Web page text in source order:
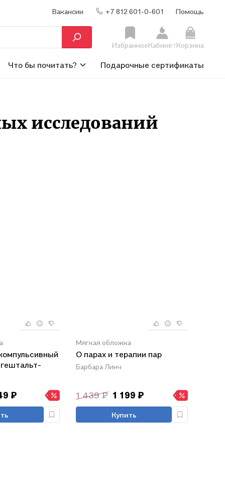
Вакансии +7 812 601-0-601 Помощь
ИзбранноеКабинетКорзина
Что бы почитать? Подарочные сертификаты
исследований
₽
Мягкая обложка
О парах и терапии пар
Барбара Линч
1 439 ₽ 1 199 ₽
Купить